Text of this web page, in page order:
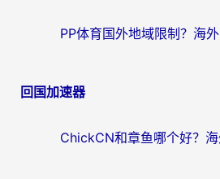
回国加速器